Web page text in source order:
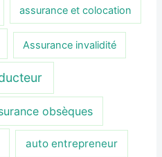
assurance et colocation
Assurance invalidité
obsèques
auto entrepreneur